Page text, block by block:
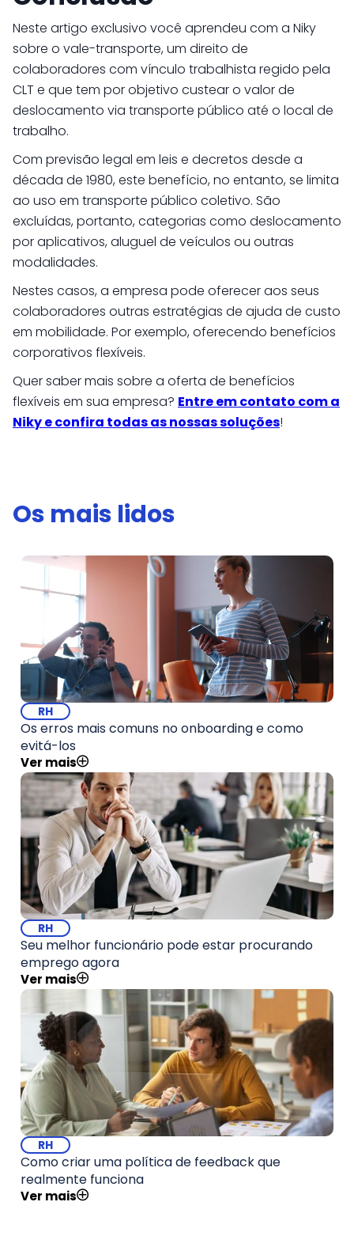
Neste artigo exclusivo você aprendeu com a Niky
sobre o vale-transporte, um direito de
colaboradores com vínculo trabalhista regido pela
CLT e que tem por objetivo custear o valor de
deslocamento via transporte público até o local de
trabalho.
Com previsão legal em leis e decretos desde a
década de 1980, este benefício, no entanto, se limita
ao uso em transporte público coletivo. São
excluídas, portanto, categorias como deslocamento
por aplicativos, aluguel de veículos ou outras
modalidades.
Nestes casos, a empresa pode oferecer aos seus
colaboradores outras estratégias de ajuda de custo
em mobilidade. Por exemplo, oferecendo benefícios
corporativos flexíveis.
Quer saber mais sobre a oferta de benefícios
flexíveis em sua empresa? Entre em contato com a
Niky e confira todas as nossas soluções!
Os mais lidos
RH
Os erros mais comuns no onboarding e como
evitá-los
Ver mais
RH
Seu melhor funcionário pode estar procurando
emprego agora
Ver mais
RH
Como criar uma política de feedback que
realmente funciona
Ver mais